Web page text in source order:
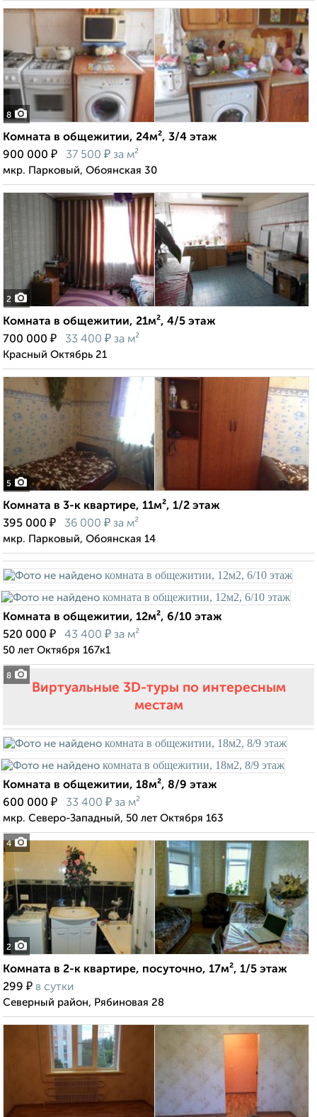
8
Комната в общежитии, 24м², 3/4 этаж
900 000 ₽ 37 500 ₽ за м²
мкр. Парковый, Обоянская 30
2
Комната в общежитии, 21м², 4/5 этаж
700 000 ₽ 33 400 ₽ за м²
Красный Октябрь 21
5
Комната в 3-к квартире, 11м², 1/2 этаж
395 000 ₽ 36 000 ₽ за м²
мкр. Парковый, Обоянская 14
8
Комната в общежитии, 12м², 6/10 этаж
520 000 ₽ 43 400 ₽ за м²
50 лет Октября 167к1
Виртуальные 3D-туры по интересным
местам
4
Комната в общежитии, 18м², 8/9 этаж
600 000 ₽ 33 400 ₽ за м²
мкр. Северо-Западный, 50 лет Октября 163
2
Комната в 2-к квартире, посуточно, 17м², 1/5 этаж
299 ₽ в сутки
Северный район, Рябиновая 28